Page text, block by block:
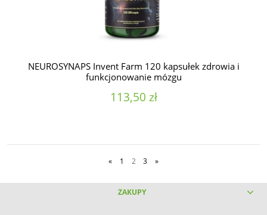
NEUROSYNAPS Invent Farm 120 kapsułek zdrowia i
funkcjonowanie mózgu
113,50 zł
« 1 2 3 »
ZAKUPY